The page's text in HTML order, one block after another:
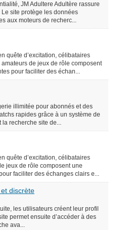
JM Adultere Adultère rassure
site protège les données
aux moteurs de recherc...
quête d’excitation, célibataires
de jeux de rôle composent
pour faciliter des échan...
illimitée pour abonnés et des
rapides grâce à un système de
recherche site de...
quête d’excitation, célibataires
jeux de rôle composent une
faciliter des échanges clairs e...
discrète
les utilisateurs créent leur profil
permet ensuite d’accéder à des
ava...